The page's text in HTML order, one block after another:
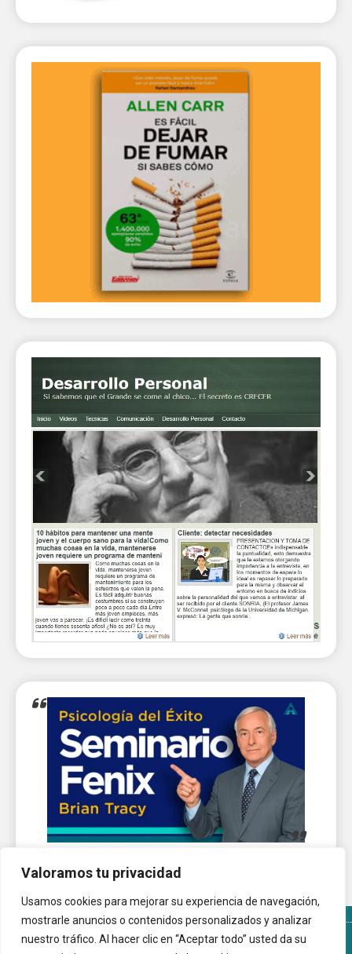
Valoramos tu privacidad
Usamos cookies para mejorar su experiencia de navegación,
mostrarle anuncios o contenidos personalizados y analizar
nuestro tráfico. Al hacer clic en “Aceptar todo” usted da su
Política de Cookies